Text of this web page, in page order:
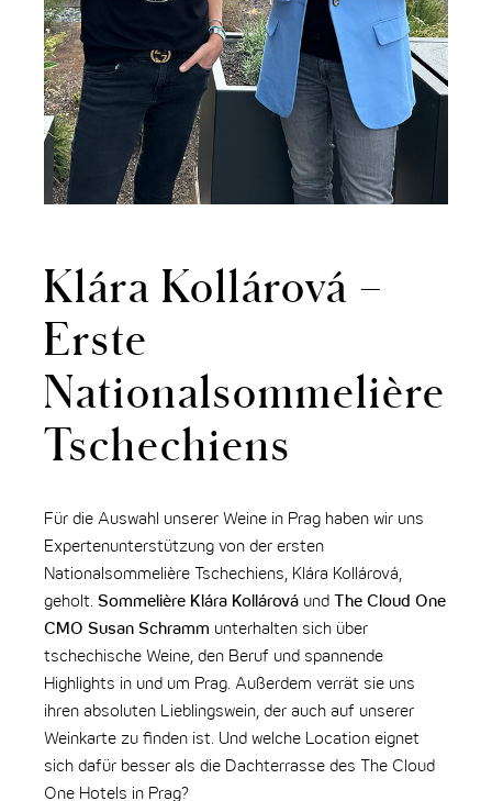
Klára Kollárová –
Erste
Nationalsommelière
Tschechiens
Für die Auswahl unserer Weine in Prag haben wir uns
Expertenunterstützung von der ersten
Nationalsommelière Tschechiens, Klára Kollárová,
geholt.Sommelière Klára Kollárová und The Cloud One
CMO Susan Schramm unterhalten sich über
tschechische Weine, den Beruf und spannende
Highlights in und um Prag. Außerdem verrät sie uns
ihren absoluten Lieblingswein, der auch auf unserer
Weinkarte zu finden ist. Und welche Location eignet
sich dafür besser als die Dachterrasse des The Cloud
One Hotels in Prag?